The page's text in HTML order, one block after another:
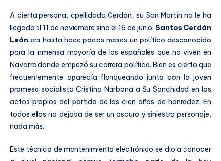
A cierta persona, apellidada Cerdán, su San Martín no le ha
llegado el 11 de noviembre sino el 16 de junio. Santos Cerdán
León era hasta hace pocos meses un político desconocido
para la inmensa mayoría de los españoles que no viven en
Navarra donde empezó su carrera política. Bien es cierto que
frecuentemente aparecía flanqueando junto con la joven
promesa socialista Cristina Narbona a Su Sanchidad en los
actos propios del partido de los cien años de honradez. En
todos ellos no dejaba de ser un oscuro y siniestro personaje,
nada más.
Este técnico de mantenimiento electrónico se dio a conocer